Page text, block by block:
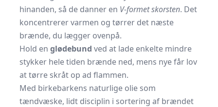
hinanden, så de danner en V-formet skorsten. Det
koncentrerer varmen og tørrer det næste
brænde, du lægger ovenpå.
Hold en glødebund ved at lade enkelte mindre
stykker hele tiden brænde ned, mens nye får lov
at tørre skråt op ad flammen.
Med birkebarkens naturlige olie som
tændvæske, lidt disciplin i sortering af brændet